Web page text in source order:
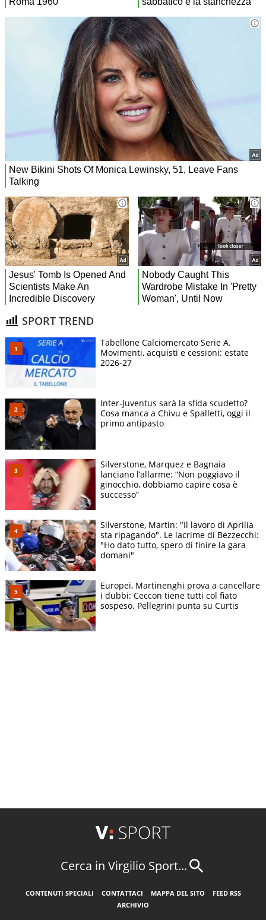
SPORT TREND
Tabellone Calciomercato Serie A.
Movimenti, acquisti e cessioni: estate
2026-27
Inter-Juventus sarà la sfida scudetto?
Cosa manca a Chivu e Spalletti, oggi il
primo antipasto
Silverstone, Marquez e Bagnaia
lanciano l’allarme: “Non poggiavo il
ginocchio, dobbiamo capire cosa è
successo”
Silverstone, Martin: "Il lavoro di Aprilia
sta ripagando". Le lacrime di Bezzecchi:
"Ho dato tutto, spero di finire la gara
domani"
Europei, Martinenghi prova a cancellare
i dubbi: Ceccon tiene tutti col fiato
sospeso. Pellegrini punta su Curtis
Cerca in Virgilio Sport...
CONTENUTI SPECIALI CONTATTACI MAPPA DEL SITO
FEED RSS
ARCHIVIO